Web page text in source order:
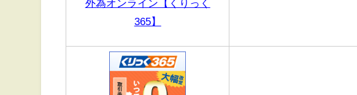
外為オンライン【くりっく
365】